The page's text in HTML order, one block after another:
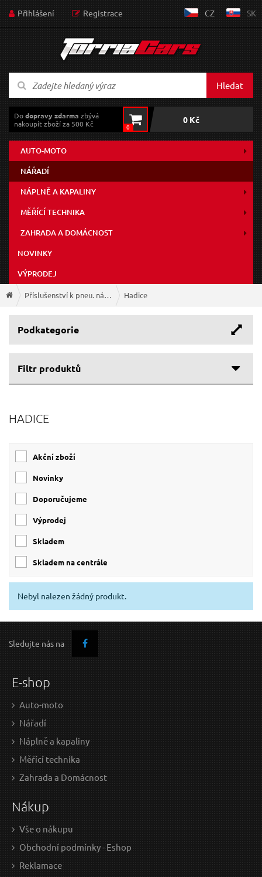
Přihlášení Registrace CZ SK
Hledat
Dodopravy zdarma zbývá
nakoupit zboží za 500 Kč
0
0 Kč
AUTO-MOTO
NÁŘADÍ
NÁPLNĚ A KAPALINY
MĚŘÍCÍ TECHNIKA
ZAHRADA A DOMÁCNOST
NOVINKY
VÝPRODEJ
Příslušenství k pneu. nářadí Hadice
Podkategorie
Filtr produktů
Výrobce
GEKO(5)
EXTOL-CRAFT
HADICE
Akční zboží
Novinky
Doporučujeme
Výprodej
skladem
skladem na centrále
Nebyl nalezen žádný produkt.
Sledujte nás na
E-shop
Auto-moto
Nářadí
Náplně a kapaliny
Měřící technika
Zahrada a Domácnost
Nákup
Vše o nákupu
Obchodní podmínky - Eshop
Reklamace